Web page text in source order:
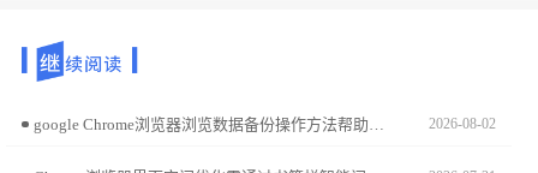
2026-08-02